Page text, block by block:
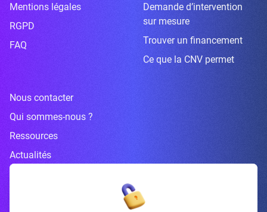
Mentions légales
RGPD
FAQ
Demande d’intervention
sur mesure
Trouver un financement
Ce que la CNV permet
Nous contacter
Qui sommes-nous ?
Ressources
Actualités
Inscrivez-vous à la newsletter